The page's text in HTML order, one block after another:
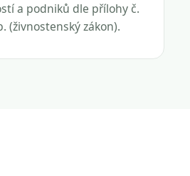
a podniků dle přílohy č.
(živnostenský zákon).